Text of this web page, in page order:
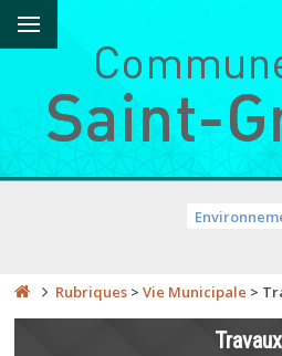
Rubriques >Vie Municipale >
Travaux